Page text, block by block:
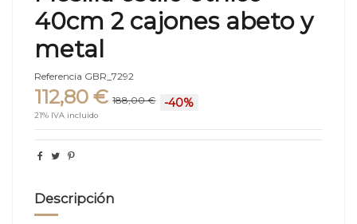
40cm 2 cajones abeto y
metal
Referencia GBR_7292
112,80 € 188,00 € -40%
21% IVA incluido
Descripción